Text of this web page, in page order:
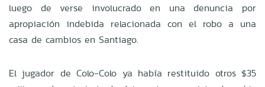
luego de verse involucrado en una denuncia por
apropiación indebida relacionada con el robo a una
casa de cambios en Santiago.
El jugador de Colo-Colo ya había restituido otros $35